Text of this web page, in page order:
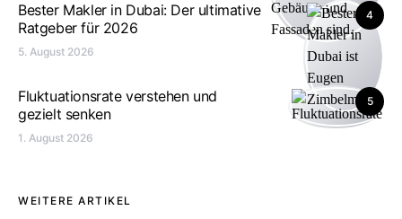
4
Bester Makler in Dubai: Der ultimative
Ratgeber für 2026
5. August 2026
5
Fluktuationsrate verstehen und
gezielt senken
1. August 2026
WEITERE ARTIKEL